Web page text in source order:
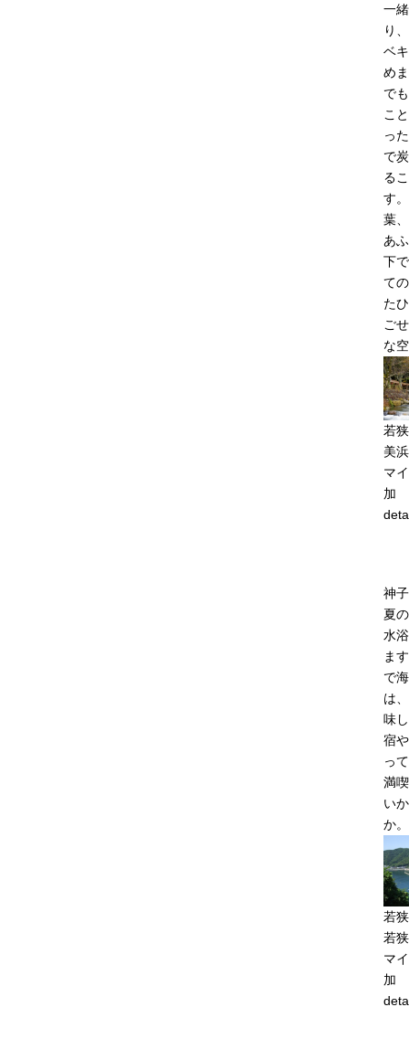
一
り
ベ
め
で
こ
っ
で
る
す
葉
あ
下
て
た
ご
な
若
美
マ
加
神
夏
水
ま
で
は
味
宿
っ
満
い
か。
若
若
マ
加